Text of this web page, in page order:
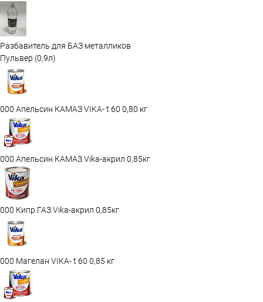
Разбавитель для БАЗ металликов
Пульвер (0,9л)
000 Апельсин КАМАЗ VIKA- t 60 0,80 кг
000 Апельсин КАМАЗ Vika-акрил 0,85кг
000 Кипр ГАЗ Vika-акрил 0,85кг
000 Магелан VIKA- t 60 0,85 кг